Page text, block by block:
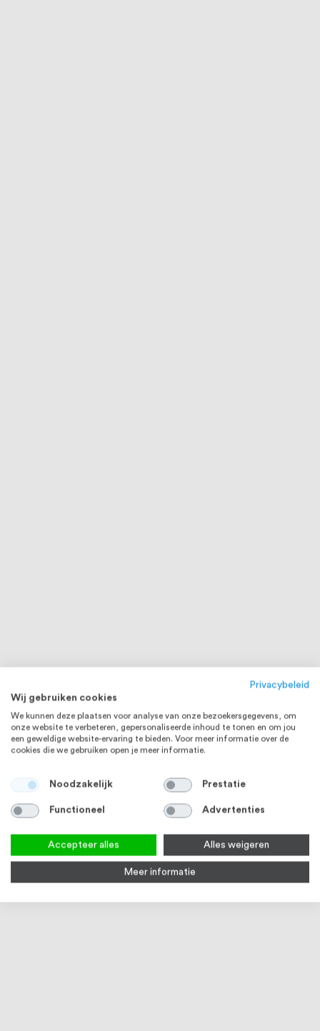
Privacybeleid
Wij gebruiken cookies
We kunnen deze plaatsen voor analyse van onze bezoekersgegevens, om
onze website te verbeteren, gepersonaliseerde inhoud te tonen en om jou
een geweldige website-ervaring te bieden. Voor meer informatie over de
cookies die we gebruiken open je meer informatie.
Noodzakelijk Prestatie
Functioneel Advertenties
Accepteer alles Alles weigeren
Meer informatie